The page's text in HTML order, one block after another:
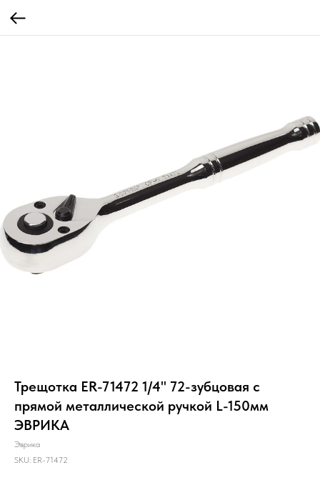
Трещотка ER-71472 1/4" 72-зубцовая с
прямой металлической ручкой L-150мм
ЭВРИКА
Эврика
SKU: ER-71472